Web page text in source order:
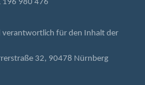
196 980 476
verantwortlich für den Inhalt der
32, 90478 Nürnberg